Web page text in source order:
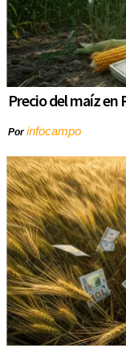
Precio del maíz en
Porinfocampo